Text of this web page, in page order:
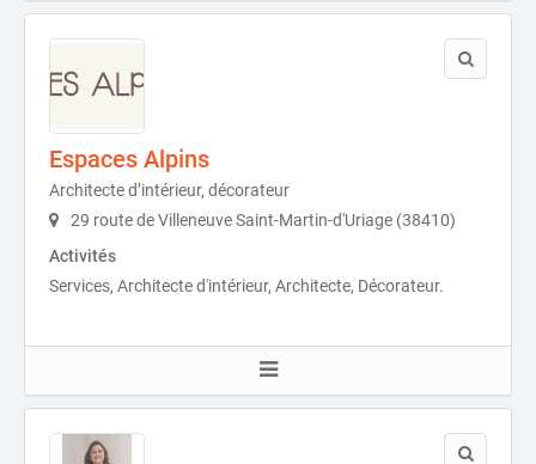
Espaces Alpins
Architecte d’intérieur, décorateur
29 route de Villeneuve Saint-Martin-d'Uriage (38410)
Activités
Services, Architecte d'intérieur, Architecte, Décorateur.